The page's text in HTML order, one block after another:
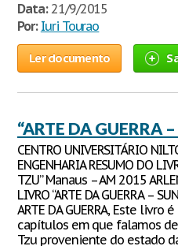
Data:21/9/2015
Por: Iuri Tourao
Ler documento
“ARTE DA GUERRA
CENTRO UNIVERSITÁRIO
ENGENHARIA RESUMO DO
TZU” Manaus – AM 2015
LIVRO “ARTE DA GUERRA –
ARTE DA GUERRA, Este
capítulos em que falamos
Tzu proveniente do estado